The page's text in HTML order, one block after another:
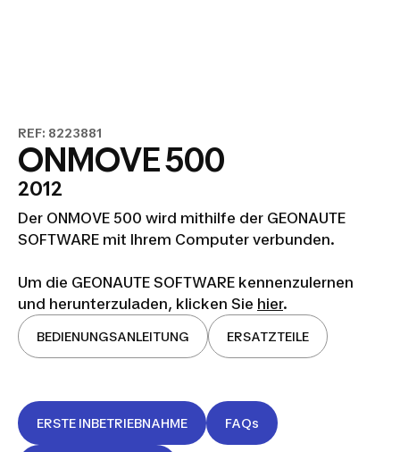
REF: 8223881
ONMOVE 500
2012
Der ONMOVE 500 wird mithilfe der GEONAUTE
SOFTWARE mit Ihrem Computer verbunden.
Um die GEONAUTE SOFTWARE kennenzulernen
und herunterzuladen, klicken Sie hier.
BEDIENUNGSANLEITUNG ERSATZTEILE
ERSTE INBETRIEBNAHME FAQs